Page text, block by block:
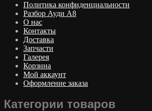
Политика конфиденциальности
Разбор Ауди А8
О нас
Контакты
Доставка
Запчасти
Галерея
Корзина
Мой аккаунт
Оформление заказа
Категории товаров